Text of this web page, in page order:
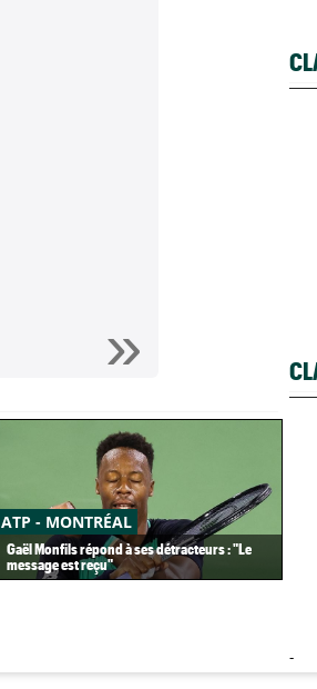
ATP - MONTRÉAL
Gaël Monfils répond à ses détracteurs : "Le
message est reçu"
-